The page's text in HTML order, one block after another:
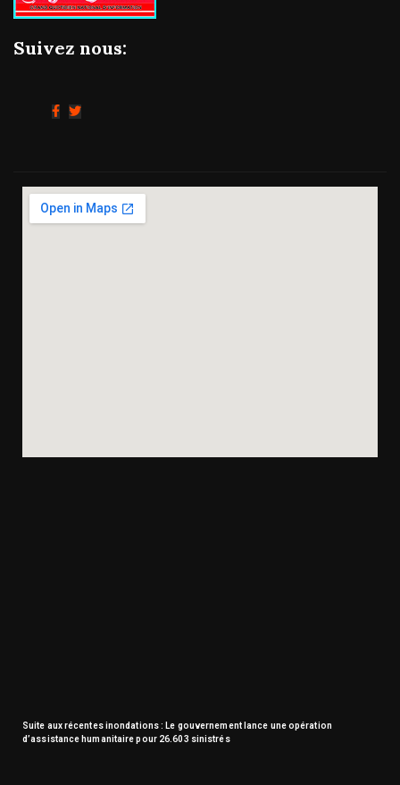
Suivez nous:
Suite aux récentes inondations : Le gouvernement lance une opération
d’assistance humanitaire pour 26.603 sinistrés